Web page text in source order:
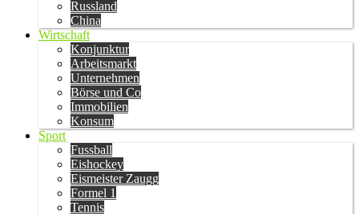
Russland
China
Wirtschaft
Konjunktur
Arbeitsmarkt
Unternehmen
Börse und Co
Immobilien
Konsum
Sport
Fussball
Eishockey
Eismeister Zaugg
Formel 1
Tennis